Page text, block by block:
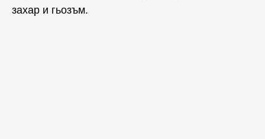
захар и гьозъм.